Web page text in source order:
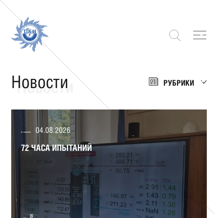
Новости РУБРИКИ
72 часа ипытаний
04.08.2026
72 ЧАСА ИПЫТАНИЙ